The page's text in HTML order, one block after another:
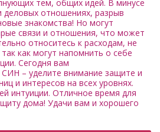
тем, общих идей. В минусе
деловых отношениях, разрыв
знакомства! Но могут
связи и отношения, что может
относитесь к расходам, не
как могут напомнить о себе
Сегодня вам
– уделите внимание защите и
и интересов на всех уровнях.
интуиции. Отличное время для
дома! Удачи вам и хорошего